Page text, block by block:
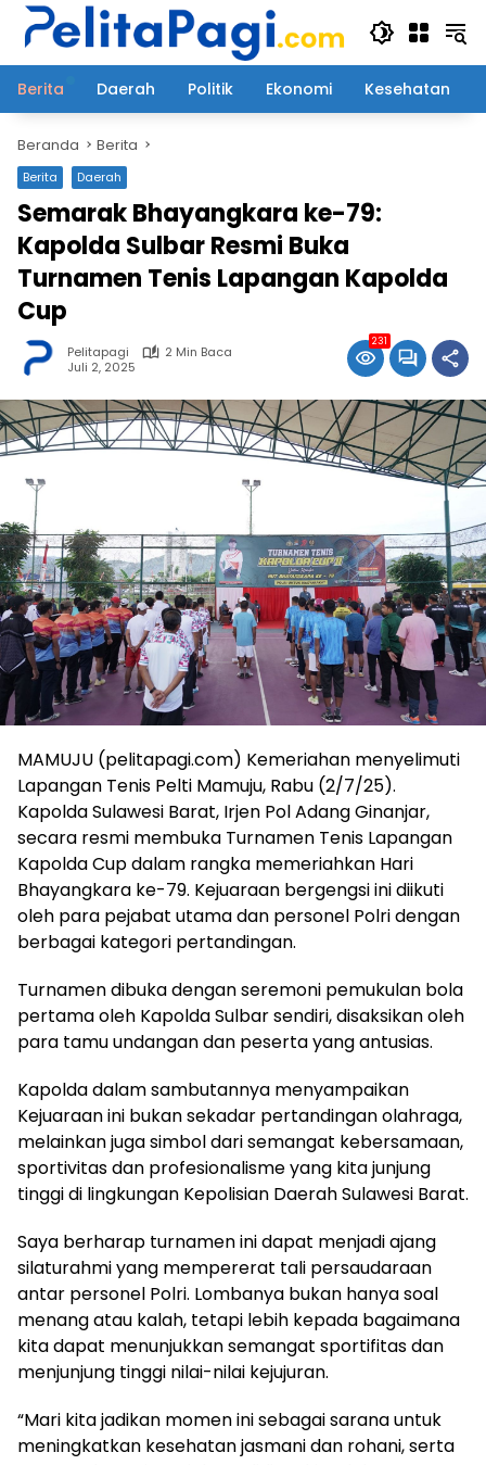
Langsung
Berita
Daerah Politik Ekonomi Kesehatan
Beranda Berita
Berita Daerah
Semarak Bhayangkara ke-79:
Kapolda Sulbar Resmi Buka
Turnamen Tenis Lapangan Kapolda
Cup
Pelitapagi
2 Min Baca
Juli 2, 2025
231
MAMUJU (pelitapagi.com) Kemeriahan menyelimuti
Lapangan Tenis Pelti Mamuju, Rabu (2/7/25).
Kapolda Sulawesi Barat, Irjen Pol Adang Ginanjar,
secara resmi membuka Turnamen Tenis Lapangan
Kapolda Cup dalam rangka memeriahkan Hari
Bhayangkara ke-79. Kejuaraan bergengsi ini diikuti
oleh para pejabat utama dan personel Polri dengan
berbagai kategori pertandingan.
Turnamen dibuka dengan seremoni pemukulan bola
pertama oleh Kapolda Sulbar sendiri, disaksikan oleh
para tamu undangan dan peserta yang antusias.
Kapolda dalam sambutannya menyampaikan
Kejuaraan ini bukan sekadar pertandingan olahraga,
melainkan juga simbol dari semangat kebersamaan,
sportivitas dan profesionalisme yang kita junjung
tinggi di lingkungan Kepolisian Daerah Sulawesi Barat.
Saya berharap turnamen ini dapat menjadi ajang
silaturahmi yang mempererat tali persaudaraan
antar personel Polri. Lombanya bukan hanya soal
menang atau kalah, tetapi lebih kepada bagaimana
kita dapat menunjukkan semangat sportifitas dan
menjunjung tinggi nilai-nilai kejujuran.
“Mari kita jadikan momen ini sebagai sarana untuk
meningkatkan kesehatan jasmani dan rohani, serta